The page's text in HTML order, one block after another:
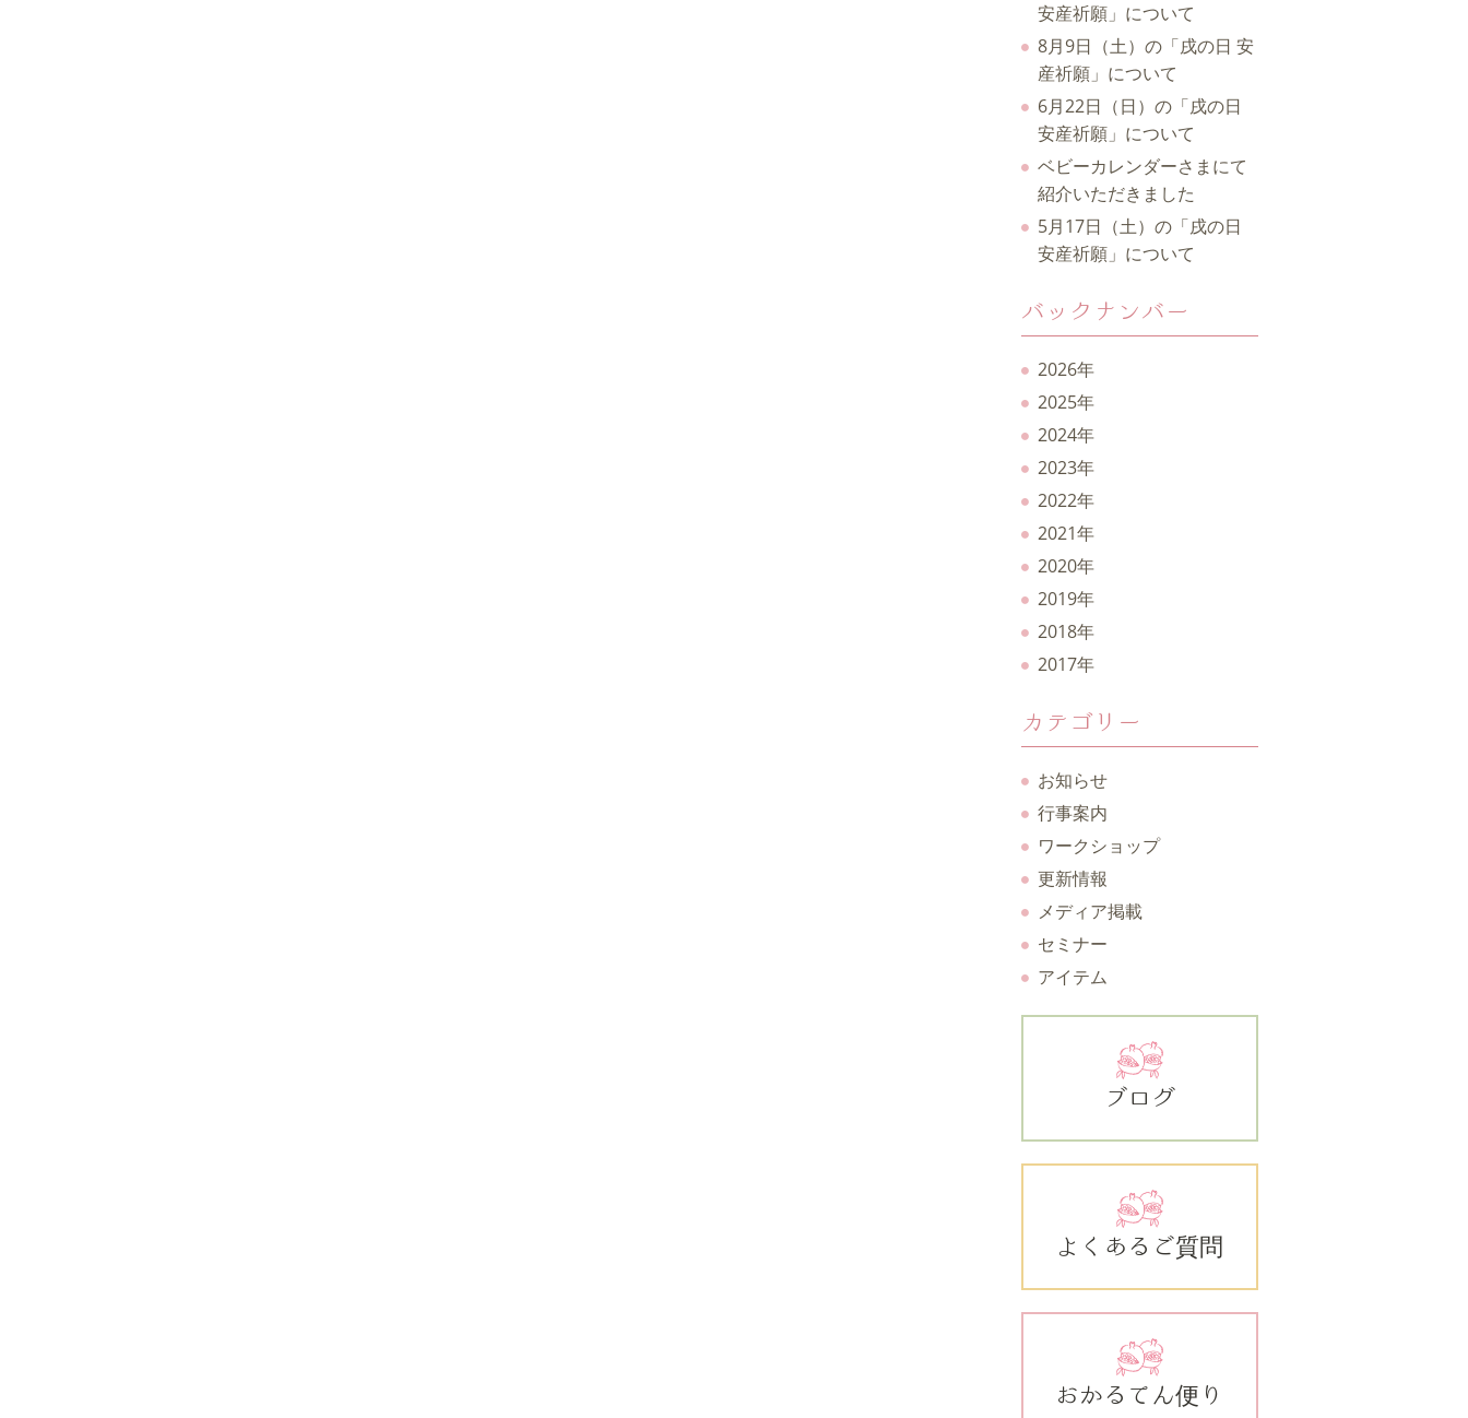
安産祈願」について
8月9日（土）の「戌の日 安
産祈願」について
6月22日（日）の「戌の日
安産祈願」について
ベビーカレンダーさまにて
紹介いただきました
5月17日（土）の「戌の日
安産祈願」について
バックナンバー
2026年
2025年
2024年
2023年
2022年
2021年
2020年
2019年
2018年
2017年
カテゴリー
お知らせ
行事案内
ワークショップ
更新情報
メディア掲載
セミナー
アイテム
ブログ
よくあるご質問
おかるてん便り